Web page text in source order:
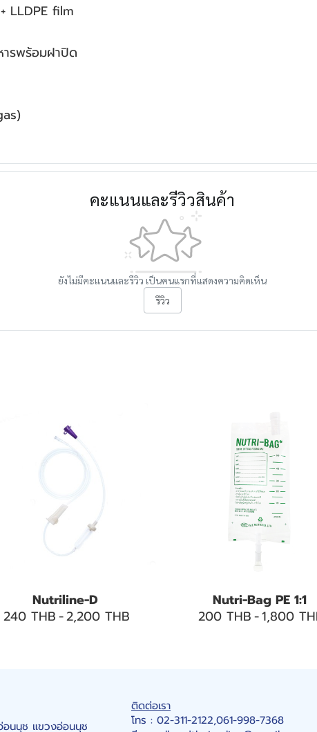
LLDPE film
รพร้อมฝาปิด
คะแนนและรีวิวสินค้า
ยังไม่มีคะแนนและรีวิว เป็นคนแรกที่แสดงความคิดเห็น
รีวิว
Nutriline-D
240 THB-2,200 THB
Nutri-Bag PE 1:1
200 THB-1,800
นนุช แขวงอ่อนนุช
ติดต่อเรา
โทร : 02-311-2122,061-998-7368